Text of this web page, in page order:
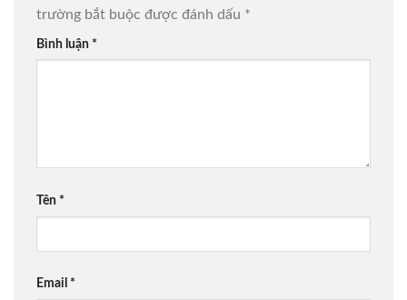
trường bắt buộc được đánh dấu *
Bình luận *
Tên *
Email *